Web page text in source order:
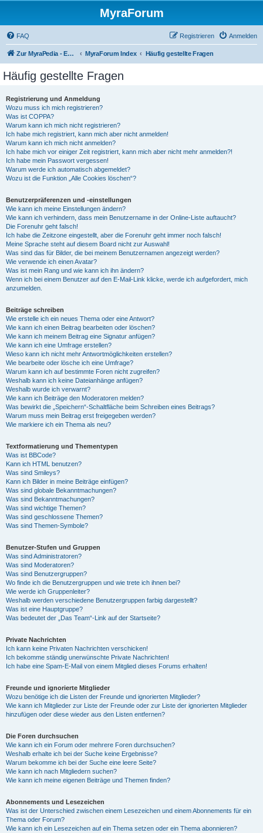
MyraForum
FAQ Anmelden
Registrieren
Zur MyraPedia - Enzyklopädie der Kampagnenwelt MyraForum Index Häufig gestellte Fragen
Häufig gestellte Fragen
Registrierung und Anmeldung
Wozu muss ich mich registrieren?
Was ist COPPA?
Warum kann ich mich nicht registrieren?
Ich habe mich registriert, kann mich aber nicht anmelden!
Warum kann ich mich nicht anmelden?
Ich habe mich vor einiger Zeit registriert, kann mich aber nicht mehr anmelden?!
Ich habe mein Passwort vergessen!
Warum werde ich automatisch abgemeldet?
Wozu ist die Funktion „Alle Cookies löschen“?
Benutzerpräferenzen und -einstellungen
Wie kann ich meine Einstellungen ändern?
Wie kann ich verhindern, dass mein Benutzername in der Online-Liste auftaucht?
Die Forenuhr geht falsch!
Ich habe die Zeitzone eingestellt, aber die Forenuhr geht immer noch falsch!
Meine Sprache steht auf diesem Board nicht zur Auswahl!
Was sind das für Bilder, die bei meinem Benutzernamen angezeigt werden?
Wie verwende ich einen Avatar?
Was ist mein Rang und wie kann ich ihn ändern?
Wenn ich bei einem Benutzer auf den E-Mail-Link klicke, werde ich aufgefordert, mich
anzumelden.
Beiträge schreiben
Wie erstelle ich ein neues Thema oder eine Antwort?
Wie kann ich einen Beitrag bearbeiten oder löschen?
Wie kann ich meinem Beitrag eine Signatur anfügen?
Wie kann ich eine Umfrage erstellen?
Wieso kann ich nicht mehr Antwortmöglichkeiten erstellen?
Wie bearbeite oder lösche ich eine Umfrage?
Warum kann ich auf bestimmte Foren nicht zugreifen?
Weshalb kann ich keine Dateianhänge anfügen?
Weshalb wurde ich verwarnt?
Wie kann ich Beiträge den Moderatoren melden?
Was bewirkt die „Speichern“-Schaltfläche beim Schreiben eines Beitrags?
Warum muss mein Beitrag erst freigegeben werden?
Wie markiere ich ein Thema als neu?
Textformatierung und Thementypen
Was ist BBCode?
Kann ich HTML benutzen?
Was sind Smileys?
Kann ich Bilder in meine Beiträge einfügen?
Was sind globale Bekanntmachungen?
Was sind Bekanntmachungen?
Was sind wichtige Themen?
Was sind geschlossene Themen?
Was sind Themen-Symbole?
Benutzer-Stufen und Gruppen
Was sind Administratoren?
Was sind Moderatoren?
Was sind Benutzergruppen?
Wo finde ich die Benutzergruppen und wie trete ich ihnen bei?
Wie werde ich Gruppenleiter?
Weshalb werden verschiedene Benutzergruppen farbig dargestellt?
Was ist eine Hauptgruppe?
Was bedeutet der „Das Team“-Link auf der Startseite?
Private Nachrichten
Ich kann keine Privaten Nachrichten verschicken!
Ich bekomme ständig unerwünschte Private Nachrichten!
Ich habe eine Spam-E-Mail von einem Mitglied dieses Forums erhalten!
Freunde und ignorierte Mitglieder
Wozu benötige ich die Listen der Freunde und ignorierten Mitglieder?
Wie kann ich Mitglieder zur Liste der Freunde oder zur Liste der ignorierten Mitglieder
hinzufügen oder diese wieder aus den Listen entfernen?
Die Foren durchsuchen
Wie kann ich ein Forum oder mehrere Foren durchsuchen?
Weshalb erhalte ich bei der Suche keine Ergebnisse?
Warum bekomme ich bei der Suche eine leere Seite?
Wie kann ich nach Mitgliedern suchen?
Wie kann ich meine eigenen Beiträge und Themen finden?
Abonnements und Lesezeichen
Was ist der Unterschied zwischen einem Lesezeichen und einem Abonnements für ein
Thema oder Forum?
Wie kann ich ein Lesezeichen auf ein Thema setzen oder ein Thema abonnieren?